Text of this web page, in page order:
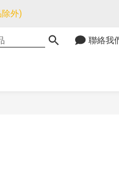
外)
外)
市正常營業。
外)
聯絡我